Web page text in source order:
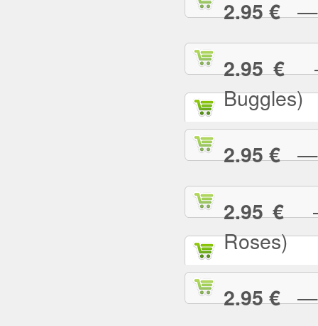
2.95 €—
2.95 €—
Buggles)
2.95 €—
2.95 €—
Roses)
2.95 €—